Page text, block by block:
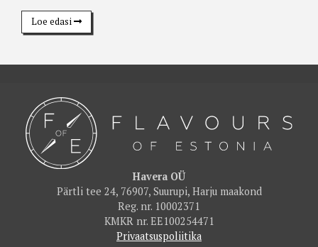
Loe edasi
Havera OÜ
Pärtli tee 24, 76907, Suurupi, Harju maakond
Reg. nr. 10002371
KMKR nr. EE100254471
Privaatsuspoliitika